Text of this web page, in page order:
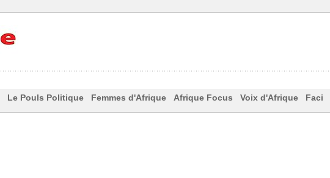
Le Pouls Politique Femmes d'Afrique Afrique Focus Voix d'Afrique Faci